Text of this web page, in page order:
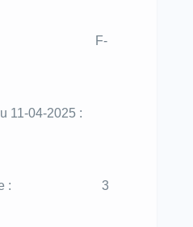
: F-
11-04-2025 :
: 3